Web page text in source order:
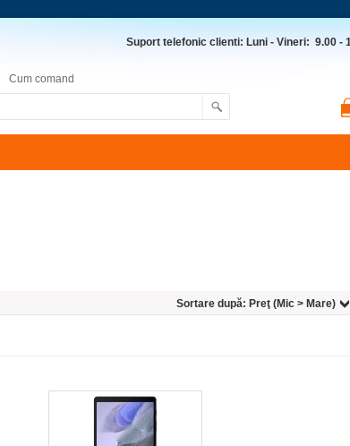
Suport telefonic clienti: Luni - Vineri: 9.00 -
Cum comand
Sortare după: Preţ (Mic > Mare)